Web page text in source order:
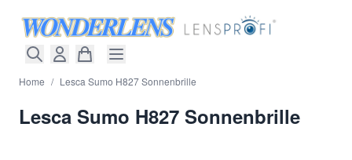
Home / Lesca Sumo H827 Sonnenbrille
Lesca Sumo H827 Sonnenbrille